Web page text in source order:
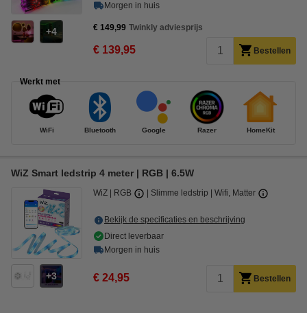
4
Morgen in huis
€ 149,99 Twinkly adviesprijs
€ 139,95 Bestellen
Werkt met
WiFi Bluetooth Google Razer HomeKit
WiZ Smart ledstrip 4 meter | RGB | 6.5W
3
WiZ RGB Slimme ledstrip Wifi, Matter
Bekijk de specificaties en beschrijving
Direct leverbaar
Morgen in huis
€ 24,95 Bestellen